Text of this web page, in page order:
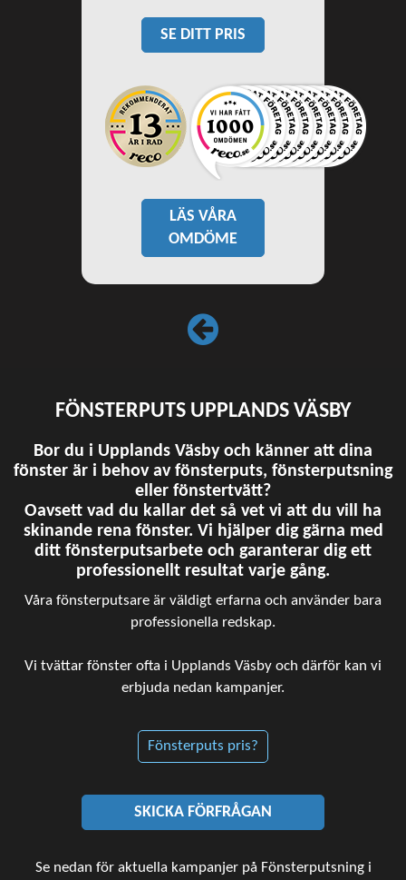
SE DITT PRIS
LÄS VÅRA
OMDÖME
FÖNSTERPUTS UPPLANDS VÄSBY
Bor du i Upplands Väsby och känner att dina
fönster är i behov av fönsterputs, fönsterputsning
eller fönstertvätt?
Oavsett vad du kallar det så vet vi att du vill ha
skinande rena fönster. Vi hjälper dig gärna med
ditt fönsterputsarbete och garanterar dig ett
professionellt resultat varje gång.
Våra fönsterputsare är väldigt erfarna och använder bara
professionella redskap.
Vi tvättar fönster ofta i Upplands Väsby och därför kan vi
erbjuda nedan kampanjer.
Fönsterputs pris?
SKICKA FÖRFRÅGAN
Se nedan för aktuella kampanjer på Fönsterputsning i